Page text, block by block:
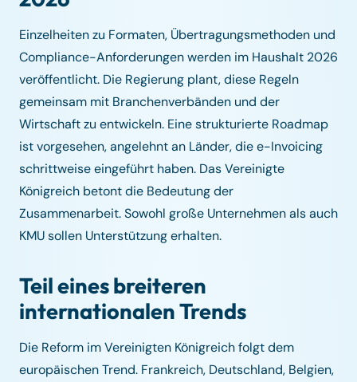
Einzelheiten zu Formaten, Übertragungsmethoden und
Compliance-Anforderungen werden im Haushalt 2026
veröffentlicht. Die Regierung plant, diese Regeln
gemeinsam mit Branchenverbänden und der
Wirtschaft zu entwickeln. Eine strukturierte Roadmap
ist vorgesehen, angelehnt an Länder, die e-Invoicing
schrittweise eingeführt haben. Das Vereinigte
Königreich betont die Bedeutung der
Zusammenarbeit. Sowohl große Unternehmen als auch
KMU sollen Unterstützung erhalten.
Teil eines breiteren
internationalen Trends
Die Reform im Vereinigten Königreich folgt dem
europäischen Trend. Frankreich, Deutschland, Belgien,